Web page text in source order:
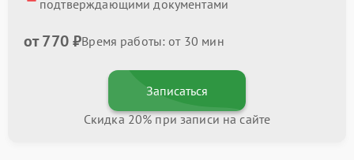
подтверждающими документами
от 770 ₽Время работы: от 30 мин
Записаться
Скидка 20% при записи на сайте